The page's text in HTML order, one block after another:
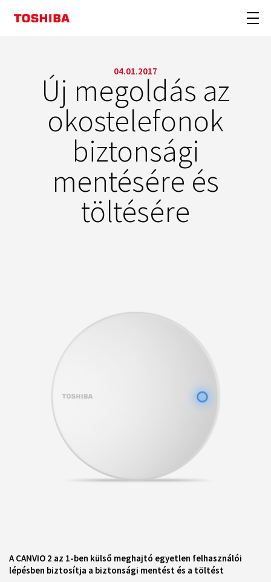
04.01.2017
Új megoldás az
okostelefonok
biztonsági
mentésére és
töltésére
A CANVIO 2 az 1-ben külső meghajtó egyetlen felhasználói
lépésben biztosítja a biztonsági mentést és a töltést